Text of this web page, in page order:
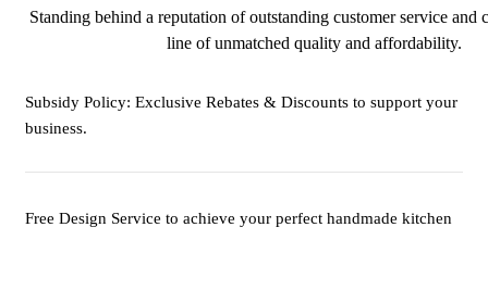
Standing behind a reputation of outstanding customer service and
line of unmatched quality and affordability.
Subsidy Policy: Exclusive Rebates & Discounts to support your
business.
Free Design Service to achieve your perfect handmade kitchen